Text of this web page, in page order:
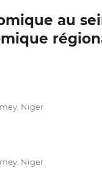
au
Niger
Niger